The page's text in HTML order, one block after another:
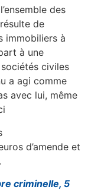
des
de
immobiliers à
à une
civiles
a agi comme
avec lui, même
d’amende et
criminelle, 5